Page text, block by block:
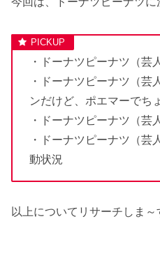
・ドーナツピーナツ（芸
・ドーナツピーナツ（芸
ンだけど、ポエマーでち
・ドーナツピーナツ（芸
・ドーナツピーナツ（芸
動状況
以上についてリサーチしま～